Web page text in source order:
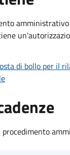
di bollo per il
procedimento